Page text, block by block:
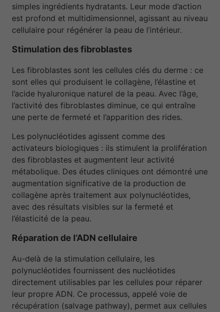
simples ingrédients hydratants. Leur mode d’action
est profond et multidimensionnel, agissant au niveau
cellulaire pour régénérer la peau de l’intérieur.
Stimulation des fibroblastes
Les fibroblastes sont les cellules clés du derme : ce
sont elles qui produisent le collagène, l’élastine et
l’acide hyaluronique naturel de la peau. Avec l’âge,
l’activité des fibroblastes diminue, ce qui entraîne
une perte de fermeté et l’apparition des rides.
Les polynucléotides agissent comme des
activateurs biologiques : ils stimulent la prolifération
des fibroblastes et augmentent leur activité
métabolique. Des études cliniques ont démontré une
augmentation significative de la production de
collagène après traitement aux polynucléotides,
avec des résultats visibles sur la fermeté et
l’élasticité de la peau.
Réparation de l’ADN cellulaire
Au-delà de la stimulation cellulaire, les
polynucléotides fournissent des nucléotides
directement utilisables par les cellules pour réparer
leur propre ADN. Ce processus, appelé voie de
récupération (salvage pathway), permet aux cellules